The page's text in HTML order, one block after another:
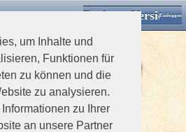
um Inhalte und
Funktionen für
zu können und die
zu analysieren.
zu Ihrer
an unsere Partner
Desktop VersionEinloggen
laden.